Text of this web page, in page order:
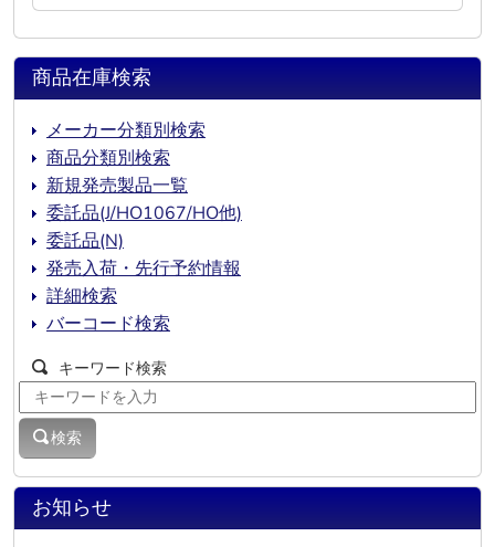
お知らせ
商品在庫検索
メーカー分類別検索
商品分類別検索
新規発売製品一覧
委託品(J/HO1067/HO他)
委託品(N)
発売入荷・先行予約情報
詳細検索
バーコード検索
キーワード検索
検索